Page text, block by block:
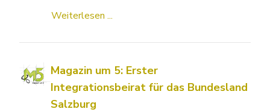
Weiterlesen ...
Magazin um 5: Erster
Integrationsbeirat für das Bundesland
Salzburg